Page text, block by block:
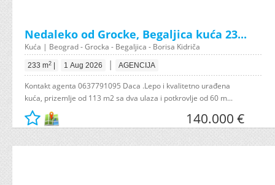
Nedaleko od Grocke, Begaljica kuća 23...
Kuća | Beograd - Grocka - Begaljica - Borisa Kidriča
233 m2 1 Aug 2026 | AGENCIJA
Kontakt agenta 0637791095 Daca .Lepo i kvalitetno urađena
kuća, prizemlje od 113 m2 sa dva ulaza i potkrovlje od 60 m...
140.000 €